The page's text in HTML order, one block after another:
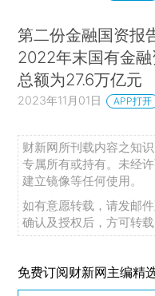
第二份金融国资报
2022年末国有金
总额为27.6万亿元
2023年11月01日 APP打开
财新网所刊载内容之知
专属所有或持有。未经
建立镜像等任何使用。
如有意愿转载，请发邮
确认及授权后，方可转载
免费订阅财新网主编精